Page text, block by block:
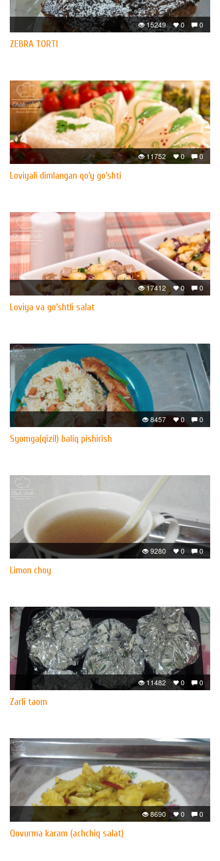
0
0
15249
ZEBRA TORTI
0
0
11752
Loviyali dimlangan qo‘y go‘shti
0
0
17412
Loviya va go‘shtli salat
0
0
8457
Syomga(qizil) baliq pishirish
0
0
9280
Limon choy
0
0
11482
Zarli taom
0
0
8690
Qovurma karam (achchiq salat)